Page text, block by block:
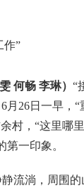
何畅 李琳） “
26日一早，
村，“这里哪
一印象。
淌，周围的